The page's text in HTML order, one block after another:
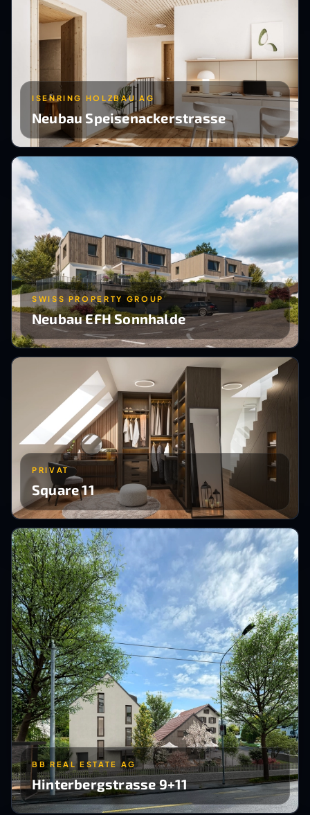
ISENRING HOLZBAU AG
Neubau Speisenackerstrasse
SWISS PROPERTY GROUP
Neubau EFH Sonnhalde
PRIVAT
Square 11
BB REAL ESTATE AG
Hinterbergstrasse 9+11